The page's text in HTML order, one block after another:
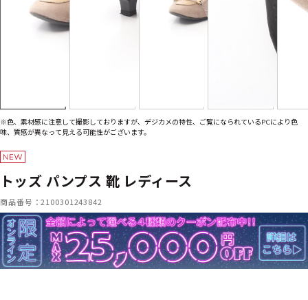
※色、素材感に注意して撮影しておりますが、デジカメの特性、ご覧になられているPCにより色
味、質感が異なって見える可能性がございます。
トッズ パンプス 靴 レディース
商品番号：2100301243842